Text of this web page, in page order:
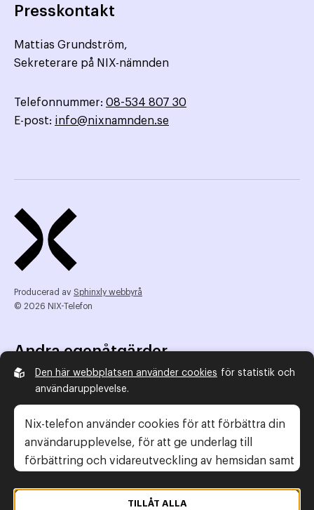
Presskontakt
Mattias Grundström,
Sekreterare på NIX-nämnden
Telefonnummer: 08-534 807 30
E-post: info@nixnamnden.se
Producerad av Sphinxly webbyrå
© 2026 NIX-Telefon
Andra egenåtgärder
NIX Telefon
NIX addresserat
Reklamombudsmannen
Konsumentverket
Legal information
Den här webbplatsen använder cookies för statistik och
användarupplevelse.
Nix-telefon använder cookies för att förbättra din
användarupplevelse, för att ge underlag till
förbättring och vidareutveckling av hemsidan samt
TILLÅT ALLA